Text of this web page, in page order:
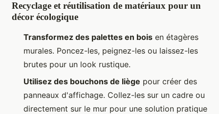
Recyclage et réutilisation de matériaux pour un
décor écologique
Transformez des palettes en bois en étagères
murales. Poncez-les, peignez-les ou laissez-les
brutes pour un look rustique.
Utilisez des bouchons de liège pour créer des
panneaux d'affichage. Collez-les sur un cadre ou
directement sur le mur pour une solution pratique